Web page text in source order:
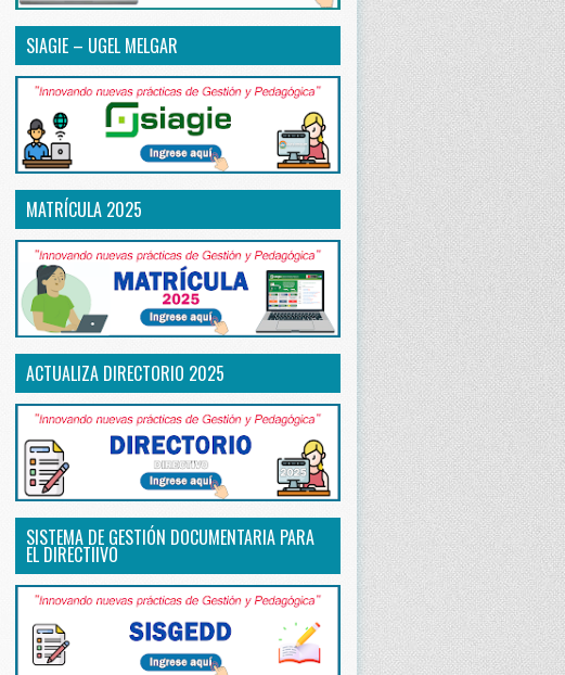
SIAGIE – UGEL MELGAR
MATRÍCULA 2025
ACTUALIZA DIRECTORIO 2025
SISTEMA DE GESTIÓN DOCUMENTARIA PARA
EL DIRECTIIVO